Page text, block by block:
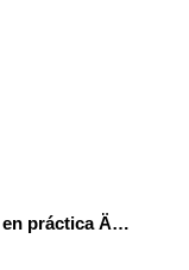
Dossier teoría y puesta en práctica Äprendizaje Basado en Juegos en Educación Infantil y Primaria